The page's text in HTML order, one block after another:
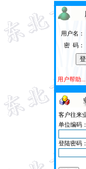
用户名：
密 码：
用户帮助...
客户往来
单位编码：
登陆密码：